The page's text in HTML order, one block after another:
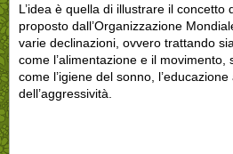
L’idea è quella di illustrare il concetto
proposto dall’Organizzazione
varie declinazioni, ovvero trattando
come l’alimentazione e il
come l’igiene del sonno,
dell’aggressività.